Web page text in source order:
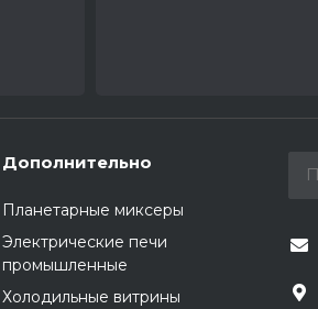
Дополнительно
Планетарные миксеры
Электрические печи
промышленные
Холодильные витрины